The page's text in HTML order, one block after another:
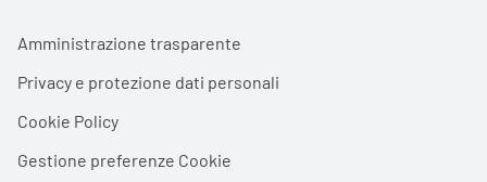
Footer menu
Amministrazione trasparente
Privacy e protezione dati personali
Cookie Policy
Gestione preferenze Cookie